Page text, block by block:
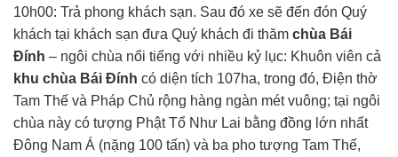
10h00: Trả phong khách sạn. Sau đó xe sẽ đến đón Quý
khách tại khách sạn đưa Quý khách đi thăm chùa Bái
Đính – ngôi chùa nổi tiếng với nhiều kỷ lục: Khuôn viên cả
khu chùa Bái Đính có diện tích 107ha, trong đó, Điện thờ
Tam Thế và Pháp Chủ rộng hàng ngàn mét vuông; tại ngôi
chùa này có tượng Phật Tổ Như Lai bằng đồng lớn nhất
Đông Nam Á (nặng 100 tấn) và ba pho tượng Tam Thế,